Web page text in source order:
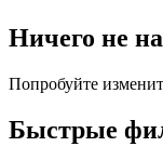
Ничего не
Попробуйте
Быстрые